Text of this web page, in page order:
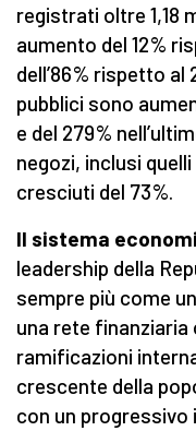
registrati oltre 1,18
aumento del 12%
dell’86% rispetto
pubblici sono
e del 279%
negozi, inclusi
cresciuti del 73%.
Il sistema
leadership della
sempre più come
una rete
ramificazioni
crescente della
con un